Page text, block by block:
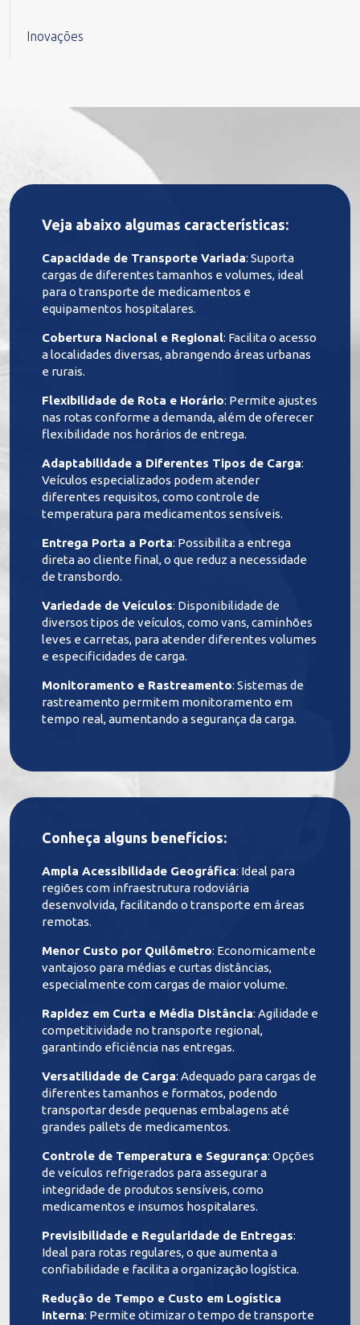
Inovações
Veja abaixo algumas características:
Capacidade de Transporte Variada: Suporta
cargas de diferentes tamanhos e volumes, ideal
para o transporte de medicamentos e
equipamentos hospitalares.
Cobertura Nacional e Regional: Facilita o acesso
a localidades diversas, abrangendo áreas urbanas
e rurais.
Flexibilidade de Rota e Horário: Permite ajustes
nas rotas conforme a demanda, além de oferecer
flexibilidade nos horários de entrega.
Adaptabilidade a Diferentes Tipos de Carga:
Veículos especializados podem atender
diferentes requisitos, como controle de
temperatura para medicamentos sensíveis.
Entrega Porta a Porta: Possibilita a entrega
direta ao cliente final, o que reduz a necessidade
de transbordo.
Variedade de Veículos: Disponibilidade de
diversos tipos de veículos, como vans, caminhões
leves e carretas, para atender diferentes volumes
e especificidades de carga.
Monitoramento e Rastreamento: Sistemas de
rastreamento permitem monitoramento em
tempo real, aumentando a segurança da carga.
Conheça alguns benefícios:
Ampla Acessibilidade Geográfica: Ideal para
regiões com infraestrutura rodoviária
desenvolvida, facilitando o transporte em áreas
remotas.
Menor Custo por Quilômetro: Economicamente
vantajoso para médias e curtas distâncias,
especialmente com cargas de maior volume.
Rapidez em Curta e Média Distância: Agilidade e
competitividade no transporte regional,
garantindo eficiência nas entregas.
Versatilidade de Carga: Adequado para cargas de
diferentes tamanhos e formatos, podendo
transportar desde pequenas embalagens até
grandes pallets de medicamentos.
Controle de Temperatura e Segurança: Opções
de veículos refrigerados para assegurar a
integridade de produtos sensíveis, como
medicamentos e insumos hospitalares.
Previsibilidade e Regularidade de Entregas:
Ideal para rotas regulares, o que aumenta a
confiabilidade e facilita a organização logística.
Redução de Tempo e Custo em Logística
Interna: Permite otimizar o tempo de transporte